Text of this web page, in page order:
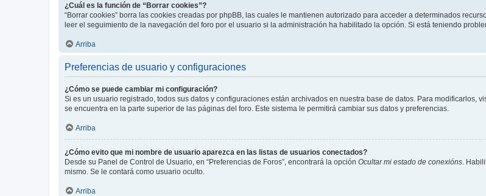
¿Cuál es la función de “Borrar cookies”?
“Borrar cookies” borra las cookies creadas por phpBB, las cuales le mantienen autorizado para acceder a determinados
leer el seguimiento de la navegación del foro por el usuario si la administración ha habilitado la opción. Si está teniendo
Arriba
Preferencias de usuario y configuraciones
¿Cómo se puede cambiar mi configuración?
Si es un usuario registrado, todos sus datos y configuraciones están archivados en nuestra base de datos. Para modificarlos,
se encuentra en la parte superior de las páginas del foro. Este sistema le permitirá cambiar sus datos y preferencias.
Arriba
¿Cómo evito que mi nombre de usuario aparezca en las listas de usuarios conectados?
Desde su Panel de Control de Usuario, en “Preferencias de Foros”, encontrará la opción Ocultar mi estado de conexións .
mismo. Se le contará como usuario oculto.
Arriba